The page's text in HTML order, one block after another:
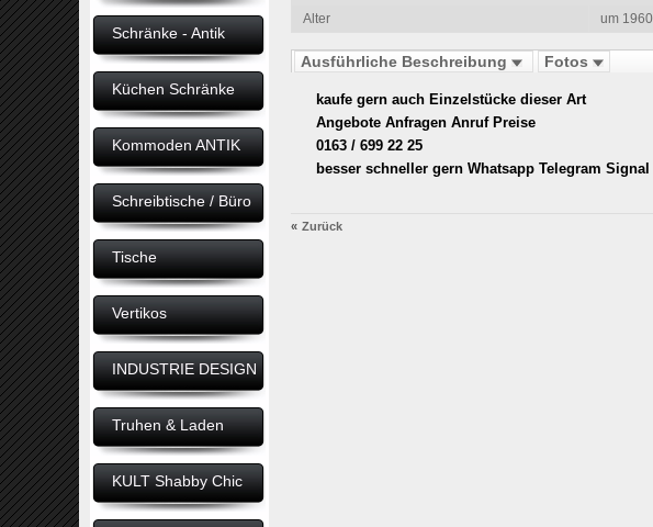
Schränke - Antik
Küchen Schränke
Kommoden ANTIK
Schreibtische / Büro
Tische
Vertikos
INDUSTRIE DESIGN
Truhen & Laden
KULT Shabby Chic
Alter
um
Ausführliche Beschreibung Fotos
kaufe gern auch Einzelstücke dieser Art
Angebote Anfragen Anruf Preise
0163 / 699 22 25
besser schneller gern Whatsapp Telegram Signal
« Zurück